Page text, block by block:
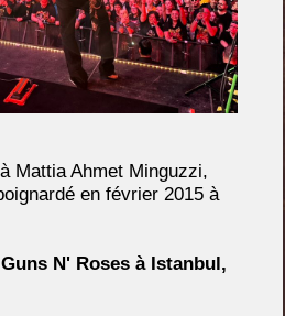
Mattia Ahmet Minguzzi,
en février 2015 à
N' Roses à Istanbul,